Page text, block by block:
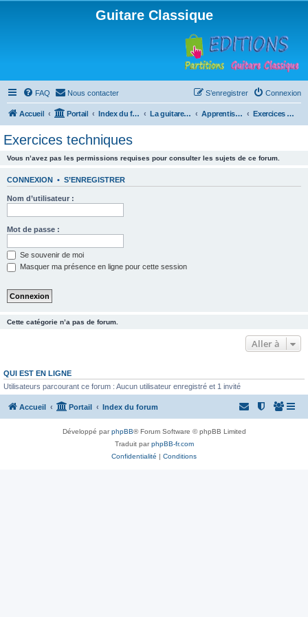
Guitare Classique
FAQ Nous contacter Connexion
S’enregistrer
Accueil Portail Index du forum La guitare : instrument, cours et théorie Apprentissage et enseignement de la guitare Exercices techniques
Exercices techniques
Vous n’avez pas les permissions requises pour consulter les sujets de ce forum.
CONNEXION • S’ENREGISTRER
Nom d’utilisateur :
Mot de passe :
Se souvenir de moi
Masquer ma présence en ligne pour cette session
Cette catégorie n’a pas de forum.
Aller à
QUI EST EN LIGNE
Utilisateurs parcourant ce forum : Aucun utilisateur enregistré et 1 invité
Accueil Portail Index du forum
Développé parphpBB® Forum Software © phpBB Limited
Traduit parphpBB-fr.com
Confidentialité | Conditions